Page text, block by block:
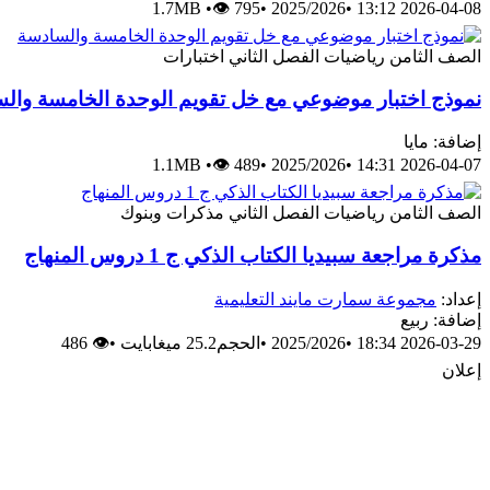
2026-04-08 13:12
•
2025/2026
•
1.7MB •👁 795
الصف الثامن رياضيات الفصل الثاني اختبارات
نموذج اختبار موضوعي مع خل تقويم الوحدة الخامسة
إضافة: مايا
2026-04-07 14:31
•
2025/2026
•
1.1MB •👁 489
الصف الثامن رياضيات الفصل الثاني مذكرات وبنوك
مذكرة مراجعة سبيديا الكتاب الذكي ج 1 دروس المنهاج
إعداد: مجموعة سمارت مايند التعليمية
إضافة: ربيع
2026-03-29 18:34
•
2025/2026
• الحجم25.2 ميغابايت •
👁 486
إعلان